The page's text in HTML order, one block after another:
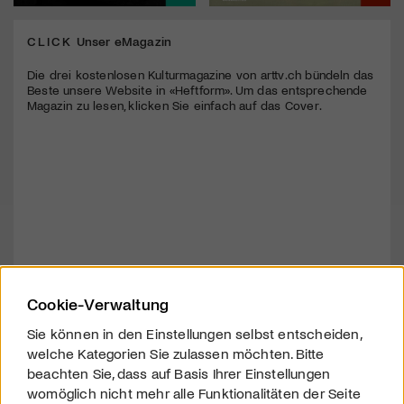
CLICK Unser eMagazin
Die drei kostenlosen Kulturmagazine von arttv.ch bündeln das
Beste unsere Website in «Heftform». Um das entsprechende
Magazin zu lesen, klicken Sie einfach auf das Cover.
Cookie-Verwaltung
Sie können in den Einstellungen selbst entscheiden,
welche Kategorien Sie zulassen möchten. Bitte
beachten Sie, dass auf Basis Ihrer Einstellungen
womöglich nicht mehr alle Funktionalitäten der Seite